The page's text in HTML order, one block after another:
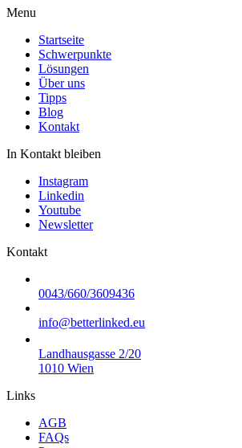
Menu
Startseite
Schwerpunkte
Lösungen
Über uns
Tipps
Blog
Kontakt
In Kontakt bleiben
Instagram
Linkedin
Youtube
Newsletter
Kontakt
0043/660/3609436
info@betterlinked.eu
Landhausgasse 2/20
1010 Wien
Links
AGB
FAQs